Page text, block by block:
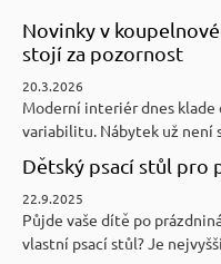
Novinky v
stojí za pozornost
20.3.2026
Moderní interiér dnes klade
variabilitu. Nábytek už není
Dětský psací stůl pro
22.9.2025
Půjde vaše dítě po
vlastní psací stůl? Je